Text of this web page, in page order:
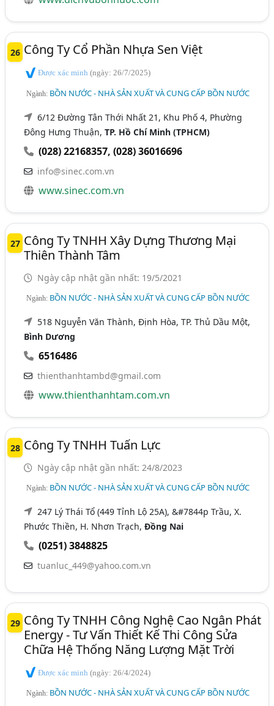
26 Công Ty Cổ Phần Nhựa Sen Việt
Được xác minh(ngày: 26/7/2025)
Ngành: BỒN NƯỚC - NHÀ SẢN XUẤT VÀ CUNG CẤP BỒN NƯỚC
6/12 Đường Tân Thới Nhất 21, Khu Phố 4, Phường
Đông Hưng Thuận,TP. Hồ Chí Minh (TPHCM)
(028) 22168357,(028) 36016696
info@sinec.com.vn
www.sinec.com.vn
27 Công Ty TNHH Xây Dựng Thương Mại
Thiên Thành Tâm
Ngày cập nhật gần nhất: 19/5/2021
Ngành: BỒN NƯỚC - NHÀ SẢN XUẤT VÀ CUNG CẤP BỒN NƯỚC
518 Nguyễn Văn Thành, Định Hòa, TP. Thủ Dầu Một,
Bình Dương
6516486
thienthanhtambd@gmail.com
www.thienthanhtam.com.vn
28 Công Ty TNHH Tuấn Lực
Ngày cập nhật gần nhất: 24/8/2023
Ngành: BỒN NƯỚC - NHÀ SẢN XUẤT VÀ CUNG CẤP BỒN NƯỚC
247 Lý Thái Tổ (449 Tỉnh Lộ 25A), &#7844p Trầu, X.
Phước Thiền, H. Nhơn Trạch,Đồng Nai
(0251) 3848825
tuanluc_449@yahoo.com.vn
29 Công Ty TNHH Công Nghệ Cao Ngân Phát
Energy - Tư Vấn Thiết Kế Thi Công Sửa
Chữa Hệ Thống Năng Lượng Mặt Trời
Được xác minh(ngày: 26/4/2024)
Ngành: BỒN NƯỚC - NHÀ SẢN XUẤT VÀ CUNG CẤP BỒN NƯỚC